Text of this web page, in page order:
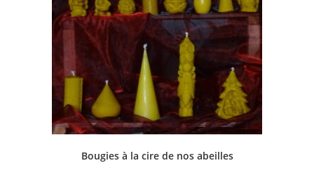
Bougies à la cire de nos abeilles